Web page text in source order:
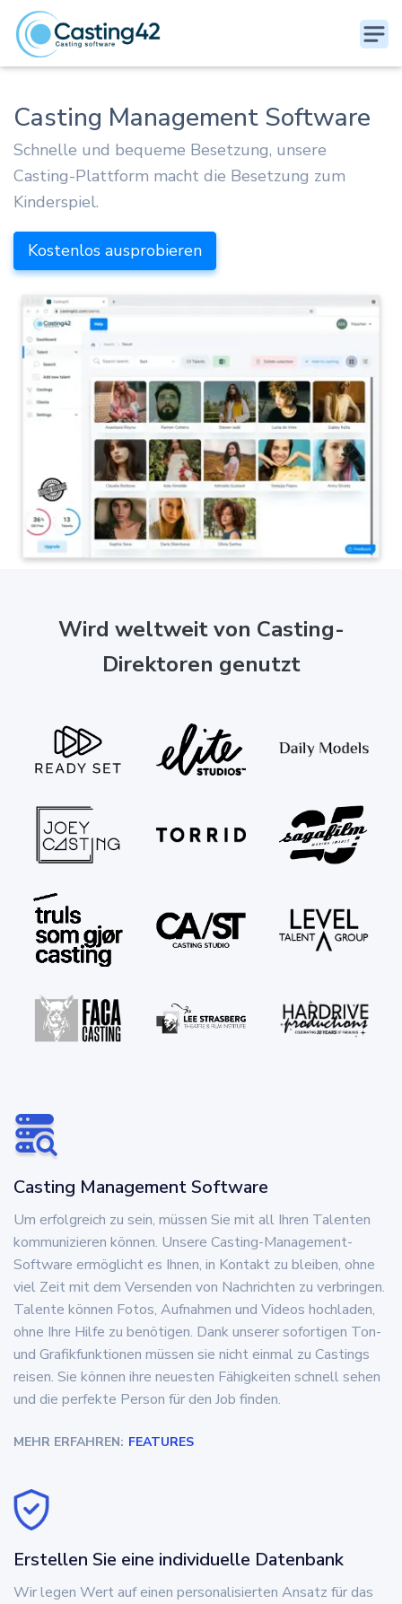
Casting Management Software
Schnelle und bequeme Besetzung, unsere
Casting-Plattform macht die Besetzung zum
Kinderspiel.
Kostenlos ausprobieren
Wird weltweit von Casting-
Direktoren genutzt
Casting Management Software
Um erfolgreich zu sein, müssen Sie mit all Ihren Talenten
kommunizieren können. Unsere Casting-Management-
Software ermöglicht es Ihnen, in Kontakt zu bleiben, ohne
viel Zeit mit dem Versenden von Nachrichten zu verbringen.
Talente können Fotos, Aufnahmen und Videos hochladen,
ohne Ihre Hilfe zu benötigen. Dank unserer sofortigen Ton-
und Grafikfunktionen müssen sie nicht einmal zu Castings
reisen. Sie können ihre neuesten Fähigkeiten schnell sehen
und die perfekte Person für den Job finden.
MEHR ERFAHREN: FEATURES
Erstellen Sie eine individuelle Datenbank
Wir legen Wert auf einen personalisierten Ansatz für das